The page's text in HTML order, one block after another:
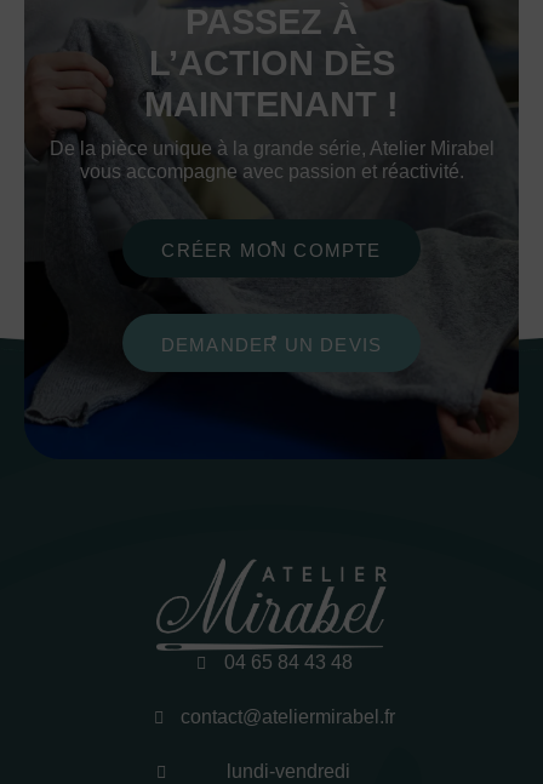
PASSEZ À
L’ACTION DÈS
MAINTENANT !
De la pièce unique à la grande série, Atelier Mirabel
vous accompagne avec passion et réactivité.
CRÉER MON COMPTE
DEMANDER UN DEVIS
04 65 84 43 48
contact@ateliermirabel.fr
lundi-vendredi